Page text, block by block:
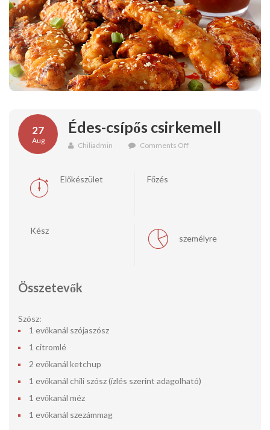
27
Aug
Édes-csípős csirkemell
Chiliadmin Comments Offon
Előkészület Főzés
Kész
személyre
Összetevők
Szósz:
1 evőkanál szójaszósz
1 citromlé
2 evőkanál ketchup
1 evőkanál chili szósz (ízlés szerint adagolható)
1 evőkanál méz
1 evőkanál szezámmag